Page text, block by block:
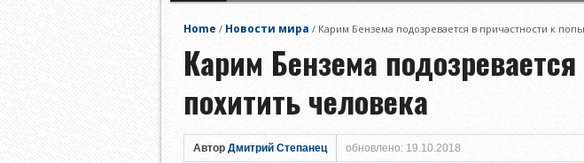
Home / Новости мира / Карим Бензема подозревается в причастности к
Карим Бензема
похитить человека
Автор Дмитрий Степанец обновлено: 19.10.2018